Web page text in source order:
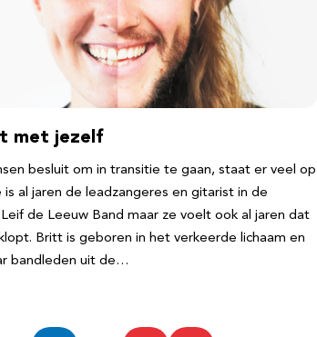
met jezelf
besluit om in transitie te gaan, staat er veel op
is al jaren de leadzangeres en gitarist in de
de Leeuw Band maar ze voelt ook al jaren dat
Britt is geboren in het verkeerde lichaam en
bandleden uit de…